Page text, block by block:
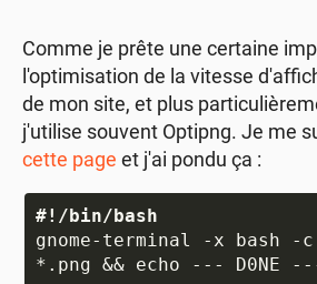
Comme je prête une certaine
l'optimisation de la vitesse
de mon site, et plus
j'utilise souvent Optipng. Je me
cette page et j'ai pondu ça :
#!/bin/bash
gnome-terminal -x bash -